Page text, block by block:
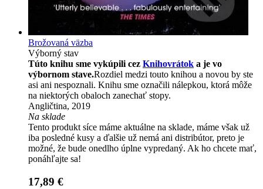
Brožovaná väzba
Výborný stav
Túto knihu sme vykúpili cez Knihovrátok a je vo
výbornom stave.Rozdiel medzi touto knihou a novou by ste
asi ani nespoznali. Knihu sme označili nálepkou, ktorá môže
na niektorých obaloch zanechať stopy.
Angličtina, 2019
Na sklade
Tento produkt síce máme aktuálne na sklade, máme však už
iba posledné kusy a ďalšie už nemá ani distribútor, preto je
možné, že bude onedlho úplne vypredaný. Ak ho chcete mať,
ponáhľajte sa!
17,89 €